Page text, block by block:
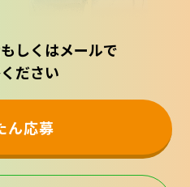
しくはメールで
ださい
ん応募